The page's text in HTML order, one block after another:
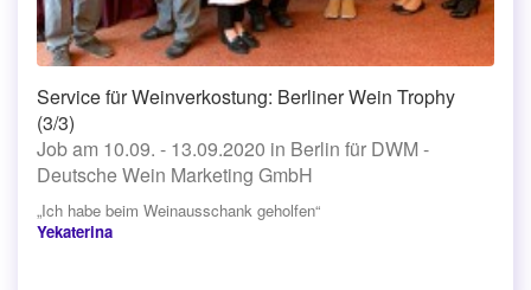
Service für Weinverkostung: Berliner Wein Trophy
(3/3)
Job am 10.09. - 13.09.2020 in Berlin für DWM -
Deutsche Wein Marketing GmbH
„Ich habe beim Weinausschank geholfen“
Yekaterina